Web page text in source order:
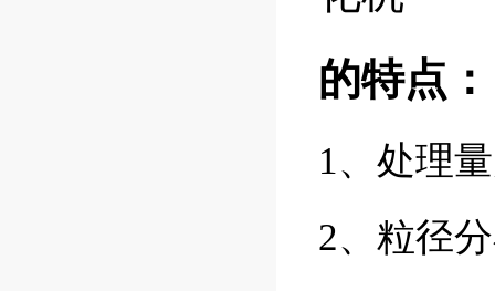
的特点：
1、处理
2、粒径